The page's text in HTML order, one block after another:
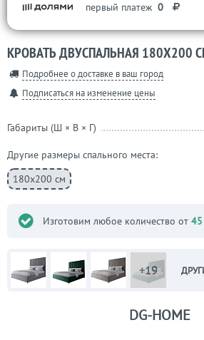
первый платеж 0
КРОВАТЬ ДВУСПАЛЬНАЯ 180Х200
Подробнее о доставке в ваш город
Подписаться на изменение цены
Габариты (Ш × В × Г)
Другие размеры спального места:
180х200 см
Изготовим любое количество от 45
+19
DG-HOME